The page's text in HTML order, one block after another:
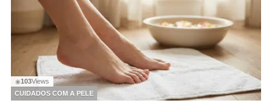
◉103Views
CUIDADOS COM A PELE